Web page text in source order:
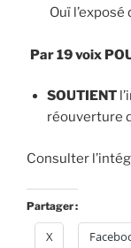
Ouï
Par 19 voix
SOUTIENT
réouverture
Consulter
Partager :
X